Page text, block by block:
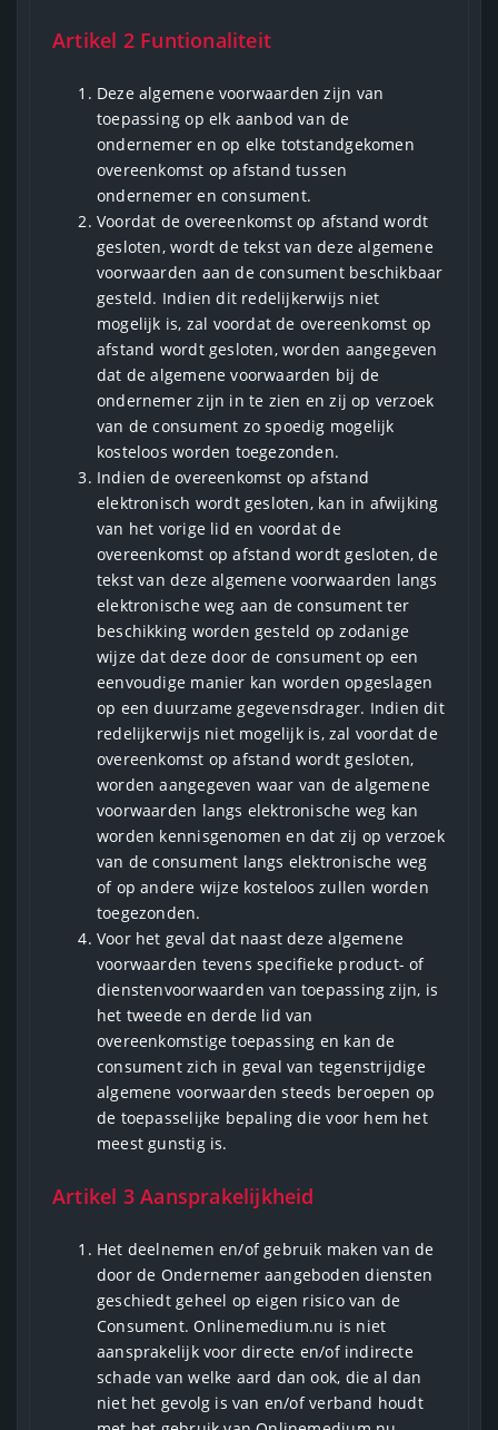
Artikel 2 Funtionaliteit
Deze algemene voorwaarden zijn van
toepassing op elk aanbod van de
ondernemer en op elke totstandgekomen
overeenkomst op afstand tussen
ondernemer en consument.
Voordat de overeenkomst op afstand wordt
gesloten, wordt de tekst van deze algemene
voorwaarden aan de consument beschikbaar
gesteld. Indien dit redelijkerwijs niet
mogelijk is, zal voordat de overeenkomst op
afstand wordt gesloten, worden aangegeven
dat de algemene voorwaarden bij de
ondernemer zijn in te zien en zij op verzoek
van de consument zo spoedig mogelijk
kosteloos worden toegezonden.
Indien de overeenkomst op afstand
elektronisch wordt gesloten, kan in afwijking
van het vorige lid en voordat de
overeenkomst op afstand wordt gesloten, de
tekst van deze algemene voorwaarden langs
elektronische weg aan de consument ter
beschikking worden gesteld op zodanige
wijze dat deze door de consument op een
eenvoudige manier kan worden opgeslagen
op een duurzame gegevensdrager. Indien dit
redelijkerwijs niet mogelijk is, zal voordat de
overeenkomst op afstand wordt gesloten,
worden aangegeven waar van de algemene
voorwaarden langs elektronische weg kan
worden kennisgenomen en dat zij op verzoek
van de consument langs elektronische weg
of op andere wijze kosteloos zullen worden
toegezonden.
Voor het geval dat naast deze algemene
voorwaarden tevens specifieke product- of
dienstenvoorwaarden van toepassing zijn, is
het tweede en derde lid van
overeenkomstige toepassing en kan de
consument zich in geval van tegenstrijdige
algemene voorwaarden steeds beroepen op
de toepasselijke bepaling die voor hem het
meest gunstig is.
Artikel 3 Aansprakelijkheid
Het deelnemen en/of gebruik maken van de
door de Ondernemer aangeboden diensten
geschiedt geheel op eigen risico van de
Consument. Onlinemedium.nu is niet
aansprakelijk voor directe en/of indirecte
schade van welke aard dan ook, die al dan
niet het gevolg is van en/of verband houdt